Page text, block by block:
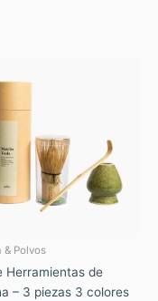
& Polvos
Herramientas de
– 3 piezas 3 colores
Las
se
la